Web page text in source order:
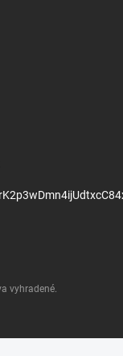
vyhradené.